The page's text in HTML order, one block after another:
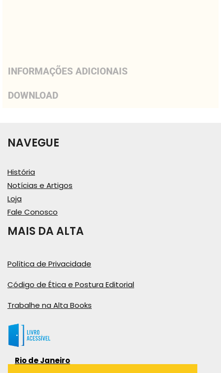
INFORMAÇÕES ADICIONAIS
DOWNLOAD
NAVEGUE
História
Notícias e Artigos
Loja
Fale Conosco
MAIS DA ALTA
Política de Privacidade
Código de Ética e Postura Editorial
Trabalhe na Alta Books
Rio de Janeiro